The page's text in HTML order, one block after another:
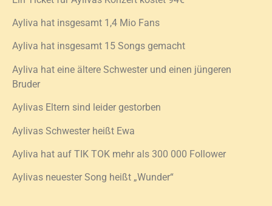
Ayliva hat insgesamt 1,4 Mio Fans
Ayliva hat insgesamt 15 Songs gemacht
Ayliva hat eine ältere Schwester und einen jüngeren
Bruder
Aylivas Eltern sind leider gestorben
Aylivas Schwester heißt Ewa
Ayliva hat auf TIK TOK mehr als 300 000 Follower
Aylivas neuester Song heißt „Wunder“